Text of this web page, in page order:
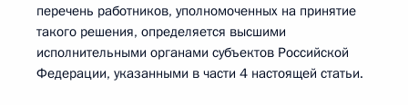
перечень работников, уполномоченных на принятие
такого решения, определяется высшими
исполнительными органами субъектов Российской
Федерации, указанными в части 4 настоящей статьи.